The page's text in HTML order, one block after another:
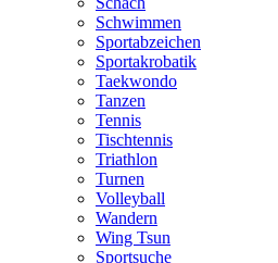
Schwimmen
Sportabzeichen
Sportakrobatik
Taekwondo
Tanzen
Tennis
Tischtennis
Triathlon
Turnen
Volleyball
Wandern
Wing Tsun
Sportsuche